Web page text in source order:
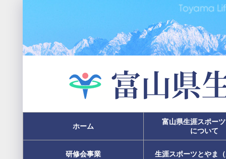
ホーム
富山県生涯スポー
について
研修会事業 生涯スポーツとやま